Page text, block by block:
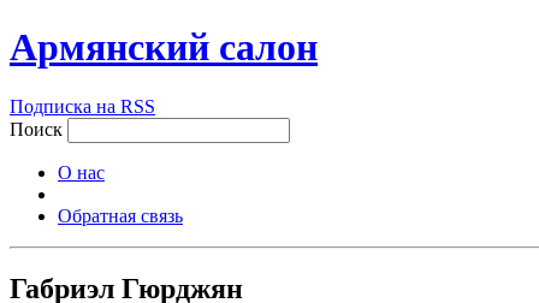
Армянский салон
Подписка на RSS
Поиск
О нас
Обратная связь
Габриэл Гюрджян